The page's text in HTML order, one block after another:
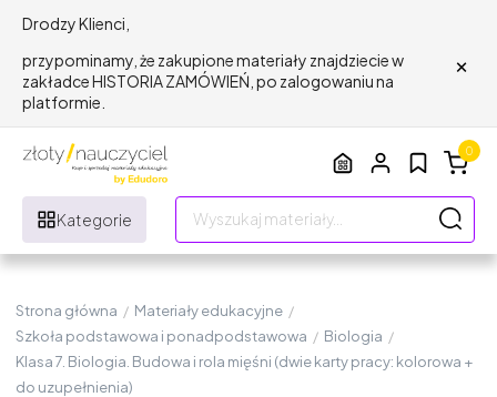
Drodzy Klienci,
przypominamy, że zakupione materiały znajdziecie w
zakładce HISTORIA ZAMÓWIEŃ, po zalogowaniu na
platformie.
×
Kategorie
0
Strona główna / Materiały edukacyjne /
Szkoła podstawowa i ponadpodstawowa / Biologia /
Klasa 7. Biologia. Budowa i rola mięśni (dwie karty pracy: kolorowa +
do uzupełnienia)